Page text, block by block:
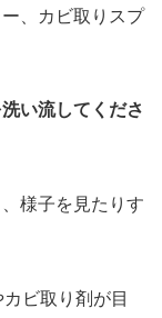
、カビ取りスプ
い流してくださ
様子を見たりす
ビ取り剤が目